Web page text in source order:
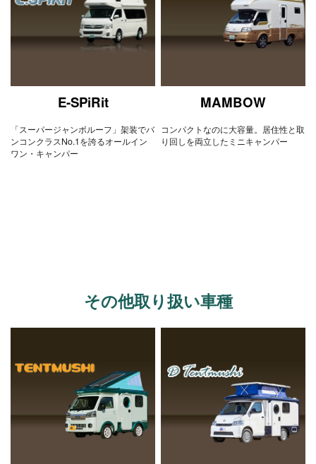
E-SPiRit
「スーパージャンボルーフ」架装でバ
ンコンクラスNo.1を誇るオールイン
ワン・キャンパー
MAMBOW
コンパクトなのに大容量。居住性と取
り回しを両立したミニキャンパー
その他取り扱い車種